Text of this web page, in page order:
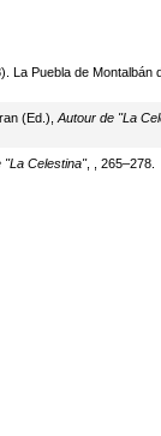
La Puebla de Montalbán
(Ed.), Autour de "La
"La Celestina", , 265–278.